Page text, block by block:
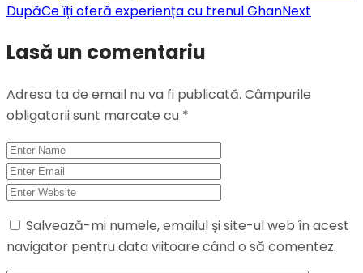
DupăCe îți oferă experiența cu trenul GhanNext
Lasă un comentariu
Adresa ta de email nu va fi publicată. Câmpurile
obligatorii sunt marcate cu *
Salvează-mi numele, emailul și site-ul web în acest
navigator pentru data viitoare când o să comentez.